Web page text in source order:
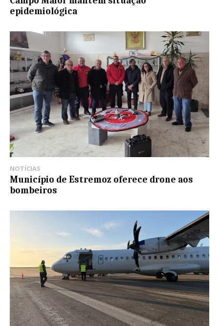
epidemiológica
NOTÍCIAS
Município de Estremoz oferece drone aos
bombeiros